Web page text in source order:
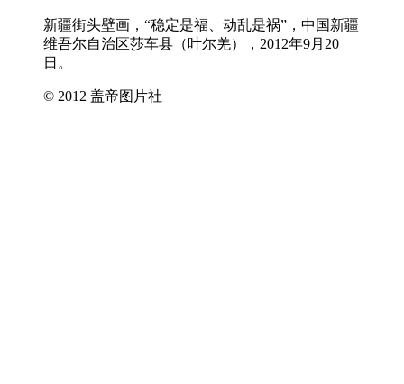
新疆街头壁画，“稳定是福、动乱是祸”，中国新疆
维吾尔自治区莎车县（叶尔羌），2012年9月20
日。
© 2012 盖帝图片社